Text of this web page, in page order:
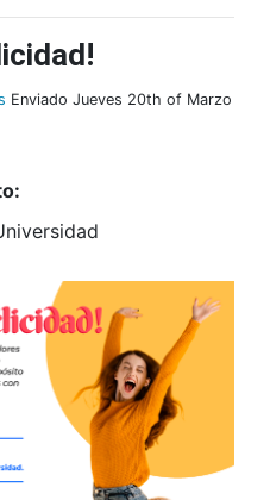
Enviado Jueves 20th of Marzo